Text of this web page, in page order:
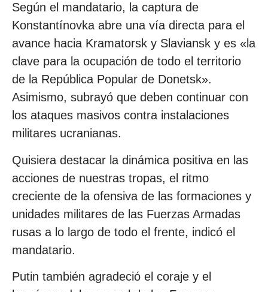
Según el mandatario, la captura de
Konstantínovka abre una vía directa para el
avance hacia Kramatorsk y Slaviansk y es «la
clave para la ocupación de todo el territorio
de la República Popular de Donetsk».
Asimismo, subrayó que deben continuar con
los ataques masivos contra instalaciones
militares ucranianas.
Quisiera destacar la dinámica positiva en las
acciones de nuestras tropas, el ritmo
creciente de la ofensiva de las formaciones y
unidades militares de las Fuerzas Armadas
rusas a lo largo de todo el frente, indicó el
mandatario.
Putin también agradeció el coraje y el